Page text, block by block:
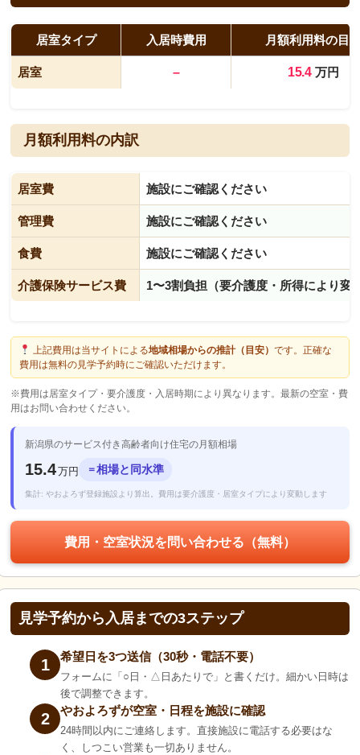
居室タイプ 入居時費用 月額利用料の目
居室 – 15.4万円
月額利用料の内訳
居室費 施設にご確認ください
管理費 施設にご確認ください
食費 施設にご確認ください
介護保険サービス費 1〜3割負担（要介護度・所得により変
上記費用は当サイトによる地域相場からの推計（目安） です。正確な
費用は無料の見学予約時にご確認いただけます。
※費用は居室タイプ・要介護度・入居時期により異なります。最新の空室・費
用はお問い合わせください。
新潟県のサービス付き高齢者向け住宅の月額相場
15.4万円 ＝相場と同水準
集計: やおよろず登録施設より算出。費用は要介護度・居室タイプにより変動します
費用・空室状況を問い合わせる（無料）
見学予約から入居までの3ステップ
1 希望日を3つ送信（30秒・電話不要）
フォームに「○日・△日あたりで」と書くだけ。細かい日時は
後で調整できます。
2 やおよろずが空室・日程を施設に確認
24時間以内にご連絡します。直接施設に電話する必要はな
く、しつこい営業も一切ありません。